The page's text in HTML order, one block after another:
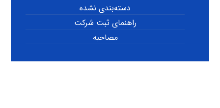
دسته‌بندی نشده
راهنمای ثبت شرکت
مصاحبه